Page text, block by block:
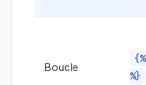
Boucle
%}